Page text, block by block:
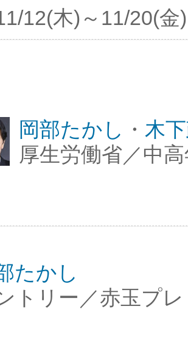
12(木)～11/20(
岡部たかし ・ 木
厚生労働省／中
たかし
トリー／赤玉プ